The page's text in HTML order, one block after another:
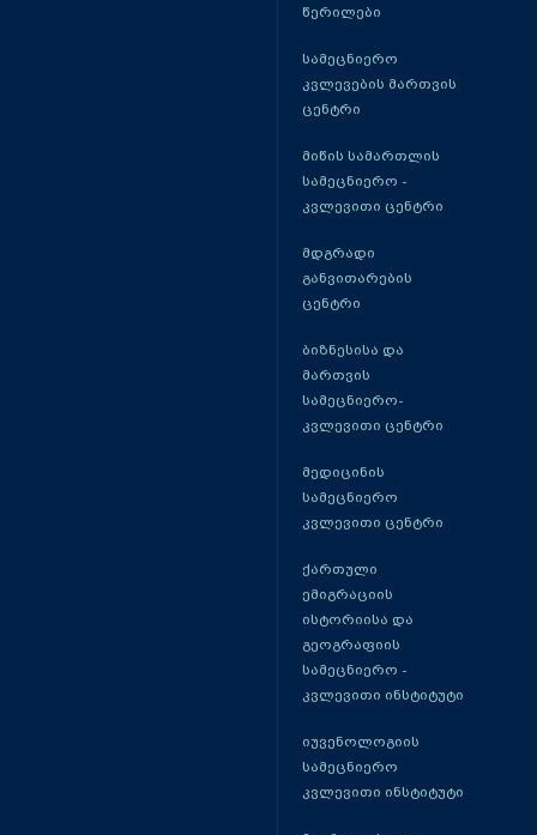
წერილები
სამეცნიერო
კვლევების მართვის
ცენტრი
მიწის სამართლის
სამეცნიერო -
კვლევითი ცენტრი
მდგრადი
განვითარების
ცენტრი
ბიზნესისა და
მართვის
სამეცნიერო-
კვლევითი ცენტრი
მედიცინის
სამეცნიერო
კვლევითი ცენტრი
ქართული
ემიგრაციის
ისტორიისა და
გეოგრაფიის
სამეცნიერო -
კვლევითი ინსტიტუტი
იუვენოლოგიის
სამეცნიერო
კვლევითი ინსტიტუტი